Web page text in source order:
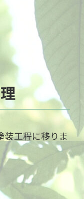
装工程に移りま